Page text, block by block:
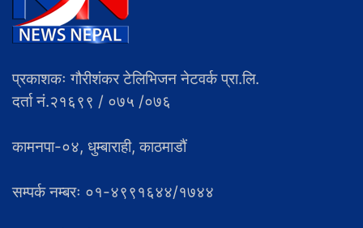
प्रकाशकः गौरीशंकर टेलिभिजन नेटवर्क प्रा.लि.
दर्ता नं.२१६९९ / ०७५ /०७६
कामनपा-०४, धुम्बाराही, काठमाडौं
सम्पर्क नम्बरः ०१-४९९१६४४/१७४४